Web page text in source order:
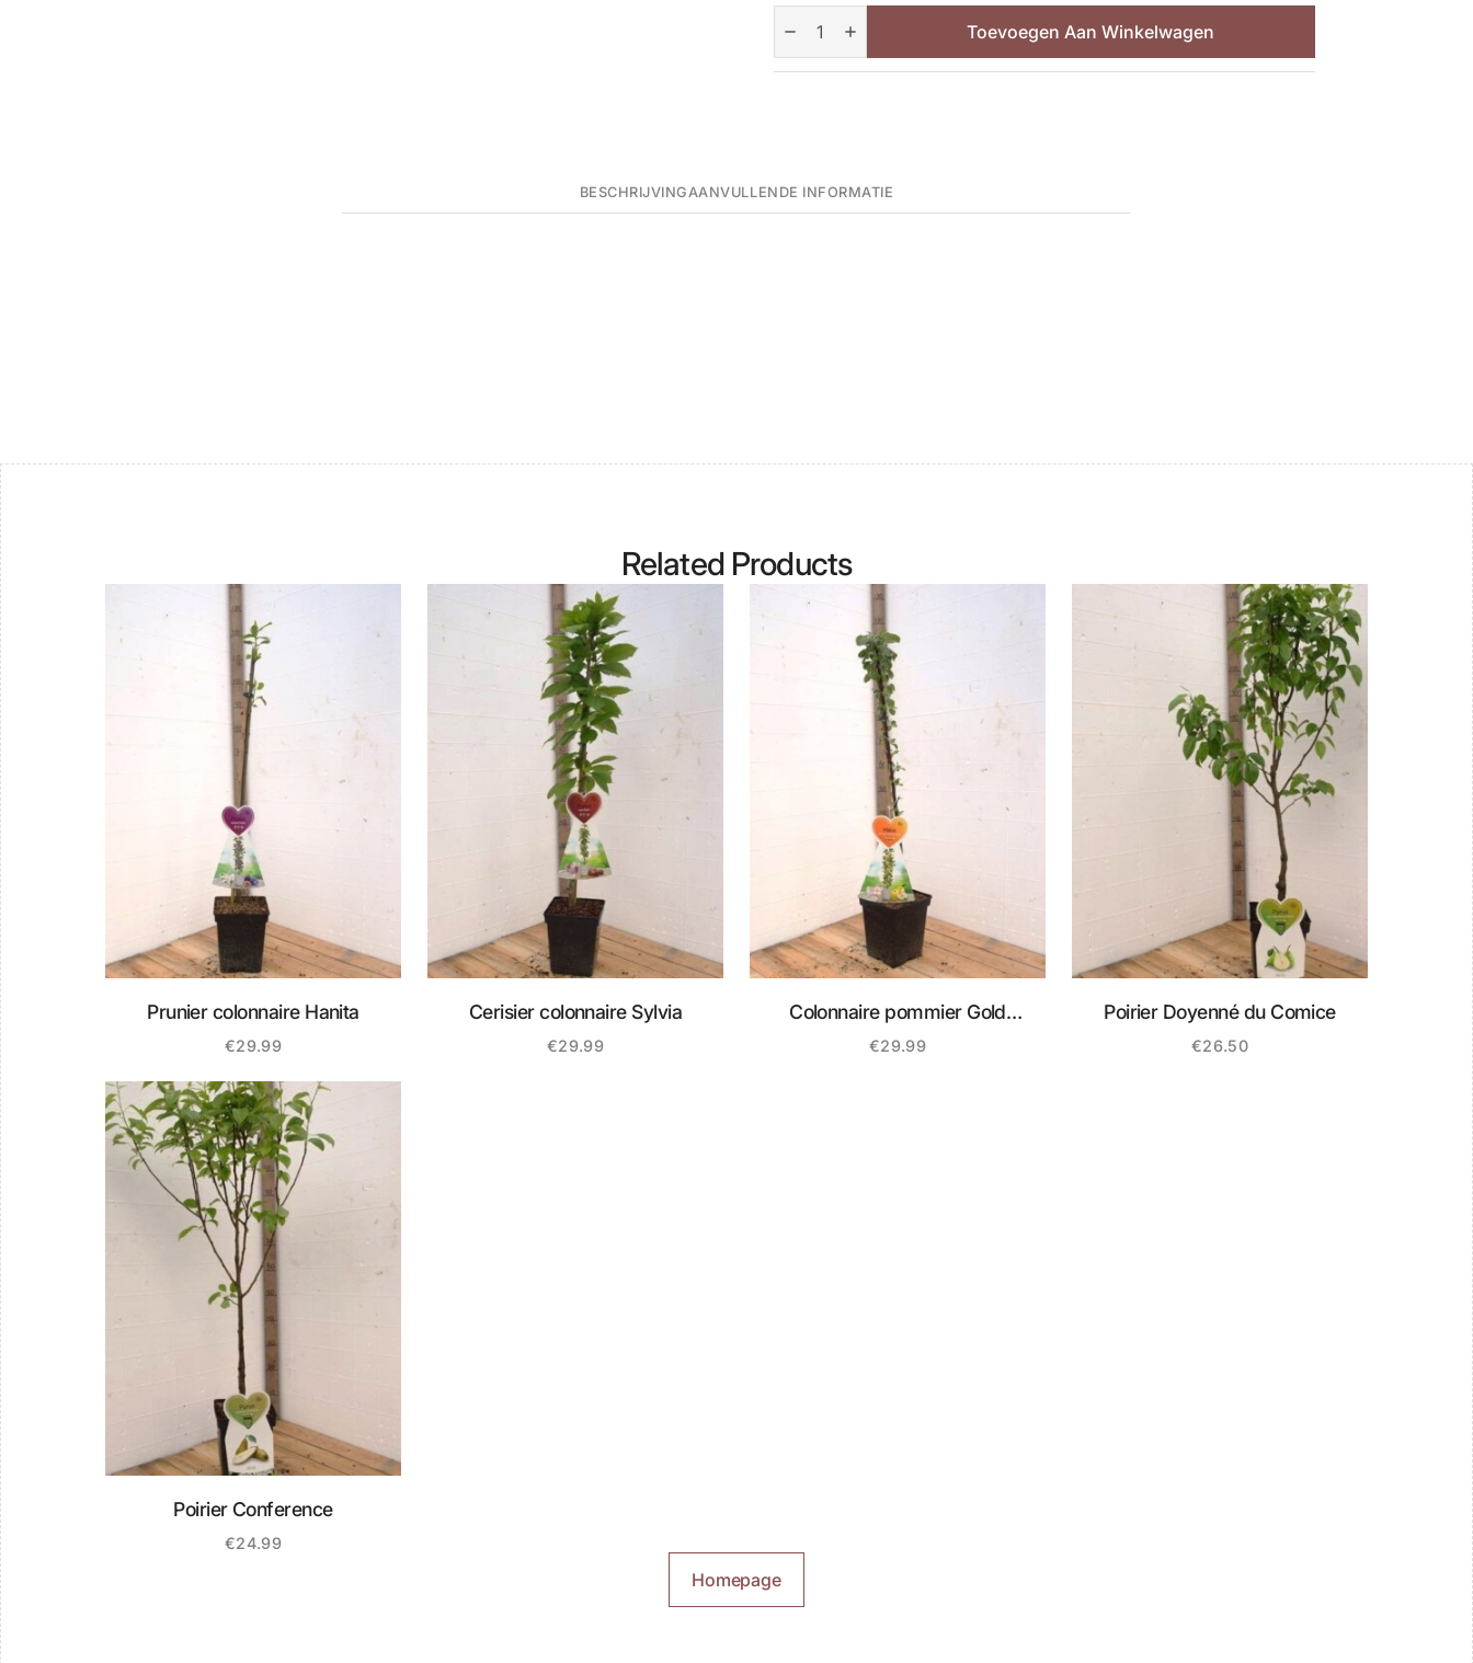
Poirier
colonnaire
Condo
aantal
Toevoegen Aan Winkelwagen
BESCHRIJVING AANVULLENDE INFORMATIE
Related Products
Prunier colonnaire Hanita
€29.99
Cerisier colonnaire Sylvia
€29.99
Colonnaire pommier Gold
Sensation
€29.99
Poirier Doyenné du Comice
€26.50
Poirier Conference
€24.99
Homepage